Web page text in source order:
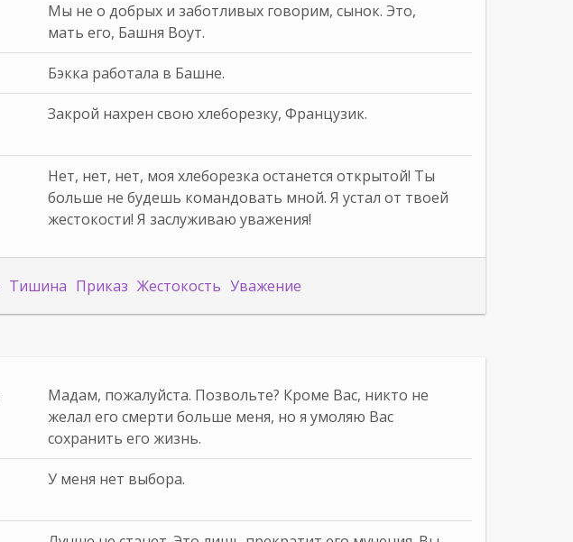
Мы не о добрых и заботливых говорим, сынок. Это,
мать его, Башня Воут.
Бэкка работала в Башне.
Закрой нахрен свою хлеборезку, Французик.
Нет, нет, нет, моя хлеборезка останется открытой! Ты
больше не будешь командовать мной. Я устал от твоей
жестокости! Я заслуживаю уважения!
Тишина Приказ Жестокость Уважение
Мадам, пожалуйста. Позвольте? Кроме Вас, никто не
желал его смерти больше меня, но я умоляю Вас
сохранить его жизнь.
У меня нет выбора.